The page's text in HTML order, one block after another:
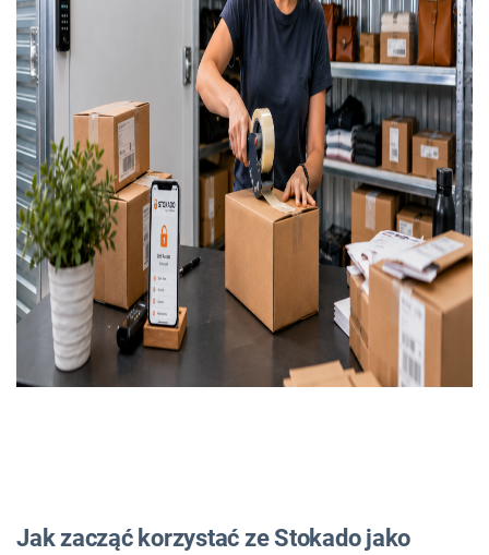
Jak zacząć korzystać ze Stokado jako